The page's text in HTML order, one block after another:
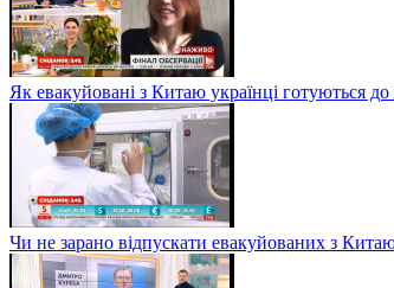
Як евакуйовані з Китаю українці готуються
Чи не зарано відпускати евакуйованих з Китаю